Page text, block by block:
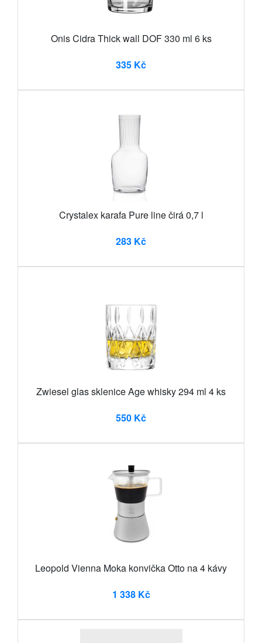
Onis Cidra Thick wall DOF 330 ml 6 ks
335 Kč
Crystalex karafa Pure line čirá 0,7 l
283 Kč
Zwiesel glas sklenice Age whisky 294 ml 4 ks
550 Kč
Leopold Vienna Moka konvička Otto na 4 kávy
1 338 Kč